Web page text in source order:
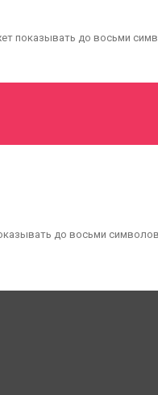
до восьми
до восьми